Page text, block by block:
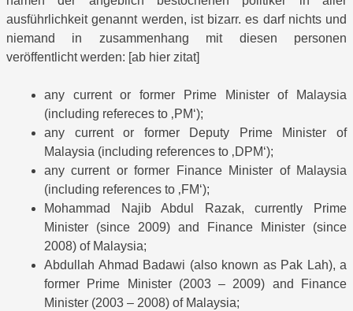
ausführlichkeit genannt werden, ist bizarr. es darf nichts und
niemand in zusammenhang mit diesen personen
veröffentlicht werden: [ab hier zitat]
any current or former Prime Minister of Malaysia
(including refereces to ‚PM‘);
any current or former Deputy Prime Minister of
Malaysia (including references to ‚DPM‘);
any current or former Finance Minister of Malaysia
(including references to ‚FM‘);
Mohammad Najib Abdul Razak, currently Prime
Minister (since 2009) and Finance Minister (since
2008) of Malaysia;
Abdullah Ahmad Badawi (also known as Pak Lah), a
former Prime Minister (2003 – 2009) and Finance
Minister (2003 – 2008) of Malaysia;